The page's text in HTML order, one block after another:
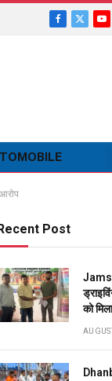
Facebook
X
Post
को